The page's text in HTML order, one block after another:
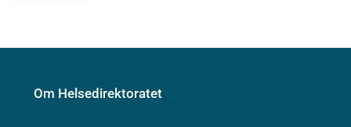
Om Helsedirektoratet